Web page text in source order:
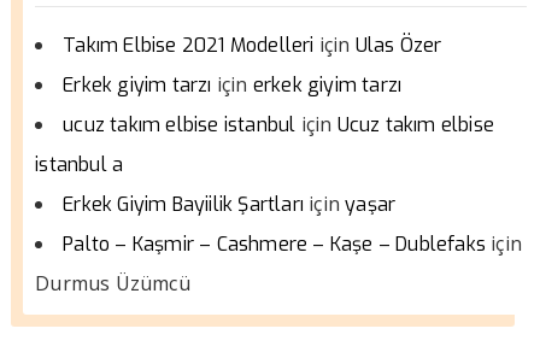
Takım Elbise 2021 Modelleri için Ulas Özer
Erkek giyim tarzı için erkek giyim tarzı
ucuz takım elbise istanbul için Ucuz takım elbise
istanbul a
Erkek Giyim Bayiilik Şartları içinyaşar
Palto – Kaşmir – Cashmere – Kaşe – Dublefaks için
Durmus Üzümcü